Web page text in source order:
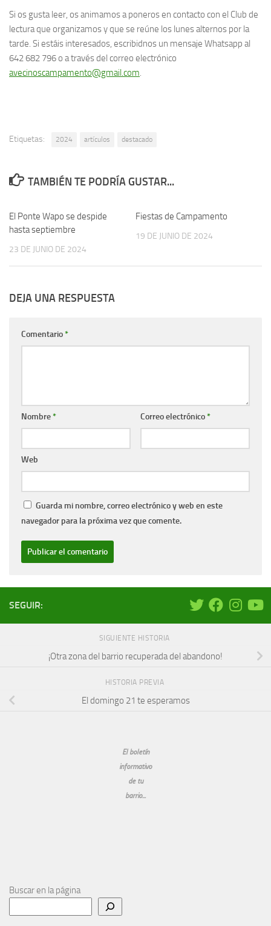
Si os gusta leer, os animamos a poneros en contacto con el Club de
lectura que organizamos y que se reúne los lunes alternos por la
tarde. Si estáis interesados, escribidnos un mensaje Whatsapp al
642 682 796 o a través del correo electrónico
avecinoscampamento@gmail.com.
Etiquetas: 2024 artículos destacado
TAMBIÉN TE PODRÍA GUSTAR...
El Ponte Wapo se despide
hasta septiembre
23 DE JUNIO DE 2024
Fiestas de Campamento
19 DE JUNIO DE 2024
DEJA UNA RESPUESTA
Comentario*
Nombre* Correo electrónico*
Web
Guarda mi nombre, correo electrónico y web en este
navegador para la próxima vez que comente.
SEGUIR:
SIGUIENTE HISTORIA
¡Otra zona del barrio recuperada del abandono!
HISTORIA PREVIA
El domingo 21 te esperamos
El boletín
informativo
de tu
barrio...
Buscar en la página